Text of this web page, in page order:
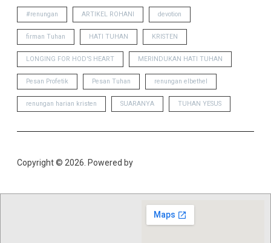
#renungan ARTIKEL ROHANI devotion
firman Tuhan HATI TUHAN KRISTEN
LONGING FOR HOD'S HEART MERINDUKAN HATI TUHAN
Pesan Profetik Pesan Tuhan renungan elbethel
renungan harian kristen SUARANYA TUHAN YESUS
Copyright © 2026. Powered by